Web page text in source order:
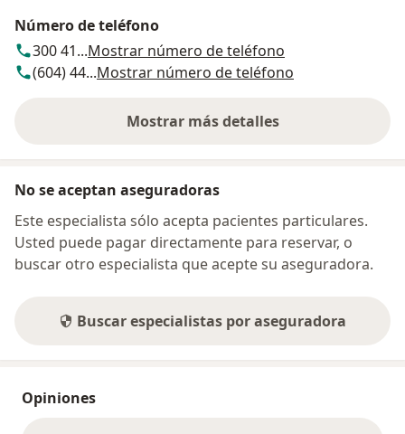
Número de teléfono
300 41...Mostrar número de teléfono
(604) 44...Mostrar número de teléfono
Mostrar más detalles
sobre la dirección
No se aceptan aseguradoras
Este especialista sólo acepta pacientes particulares.
Usted puede pagar directamente para reservar, o
buscar otro especialista que acepte su aseguradora.
Buscar especialistas por aseguradora
Opiniones